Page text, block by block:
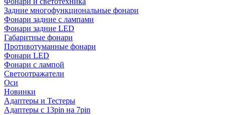
Задние многофункциональные фонари
Фонари задние с лампами
Фонари задние LED
Габаритные фонари
Противотуманные фонари
Фонари LED
Фонари с лампой
Светоотражатели
Оси
Новинки
Адаптеры и Тестеры
Адаптеры с 13pin на 7pin